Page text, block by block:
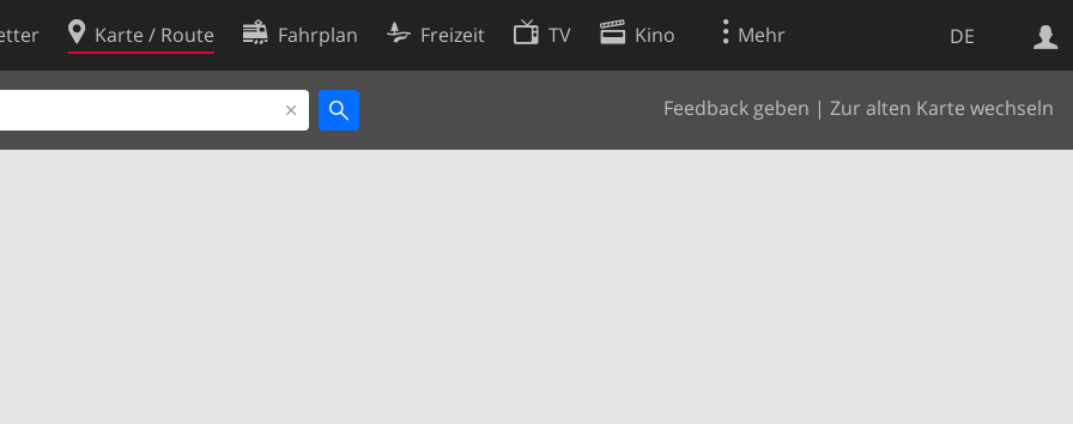
DE
Karte / Route Fahrplan Freizeit TV Kino Mehr
Feedback geben | Zur alten Karte wechseln
Websuche
Cookie-Richtlinie
Cookie-Einstellungen